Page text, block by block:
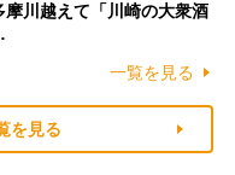
摩川越えて「川崎の大衆酒
一覧を見る
を見る